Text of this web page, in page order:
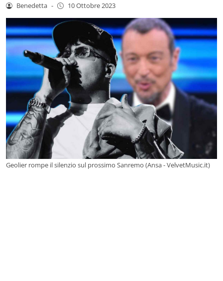
Benedetta - 10 Ottobre 2023
Geolier rompe il silenzio sul prossimo Sanremo (Ansa - VelvetMusic.it)